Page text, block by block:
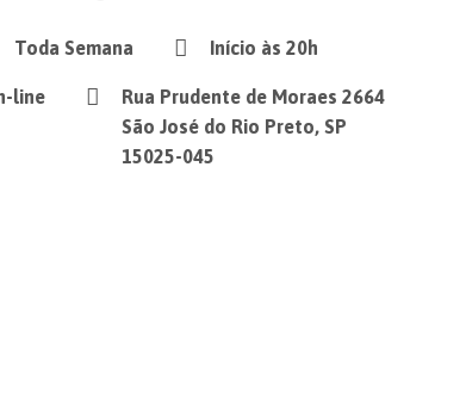
Toda Semana Início às 20h
line
Rua Prudente de Moraes 2664
São José do Rio Preto, SP
15025-045